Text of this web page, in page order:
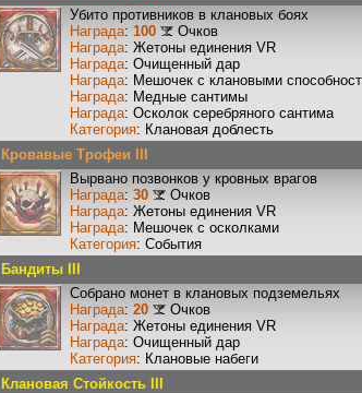
Убито противников в клановых боях
Награда: 100
Очков
Награда: Жетоны единения VR
Награда: Очищенный дар
Награда: Мешочек с клановыми
Награда: Медные сантимы
Награда: Осколок серебряного сантима
Категория: Клановая доблесть
Кровавые Трофеи III
Вырвано позвонков у кровных врагов
Награда: 30
Очков
Награда: Жетоны единения VR
Награда: Мешочек с осколками
Категория: События
Бандиты III
Собрано монет в клановых подземельях
Награда: 20
Очков
Награда: Жетоны единения VR
Награда: Очищенный дар
Категория: Клановые набеги
Клановая Стойкость III